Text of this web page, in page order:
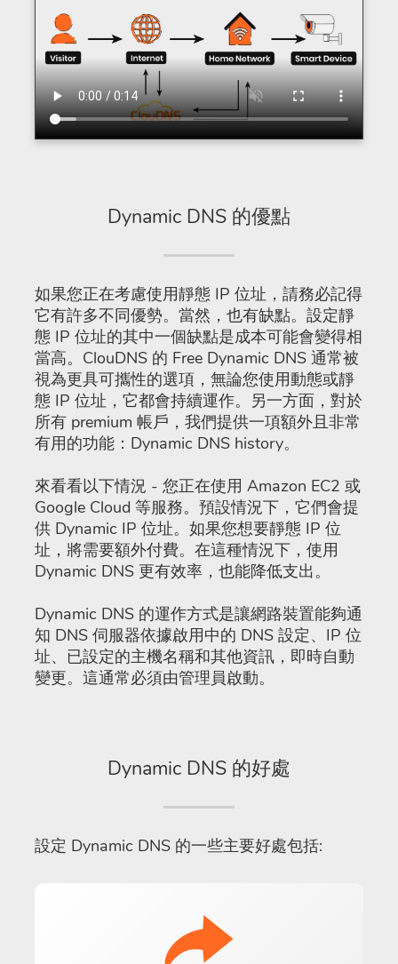
Dynamic DNS 的優點
如果您正在考慮使用靜態 IP 位址，請務必記得
它有許多不同優勢。當然，也有缺點。設定靜
態 IP 位址的其中一個缺點是成本可能會變得相
當高。ClouDNS 的 Free Dynamic DNS 通常被
視為更具可攜性的選項，無論您使用動態或靜
態 IP 位址，它都會持續運作。另一方面，對於
所有 premium 帳戶，我們提供一項額外且非常
有用的功能：Dynamic DNS history。
來看看以下情況 - 您正在使用 Amazon EC2 或
Google Cloud 等服務。預設情況下，它們會提
供 Dynamic IP 位址。如果您想要靜態 IP 位
址，將需要額外付費。在這種情況下，使用
Dynamic DNS 更有效率，也能降低支出。
Dynamic DNS 的運作方式是讓網路裝置能夠通
知 DNS 伺服器依據啟用中的 DNS 設定、IP 位
址、已設定的主機名稱和其他資訊，即時自動
變更。這通常必須由管理員啟動。
Dynamic DNS 的好處
設定 Dynamic DNS 的一些主要好處包括: